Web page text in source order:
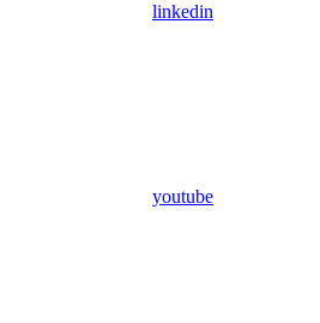
linkedin
youtube